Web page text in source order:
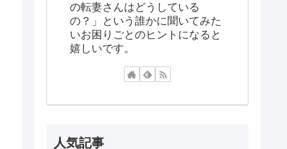
の転妻さんはどうしている
の？」という誰かに聞いてみた
いお困りごとのヒントになると
嬉しいです。
人気記事